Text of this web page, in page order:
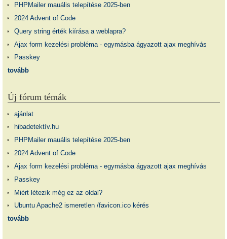
PHPMailer mauális telepítése 2025-ben
2024 Advent of Code
Query string érték kiírása a weblapra?
Ajax form kezelési probléma - egymásba ágyazott ajax meghívás
Passkey
tovább
Új fórum témák
ajánlat
hibadetektív.hu
PHPMailer mauális telepítése 2025-ben
2024 Advent of Code
Ajax form kezelési probléma - egymásba ágyazott ajax meghívás
Passkey
Miért létezik még ez az oldal?
Ubuntu Apache2 ismeretlen /favicon.ico kérés
tovább